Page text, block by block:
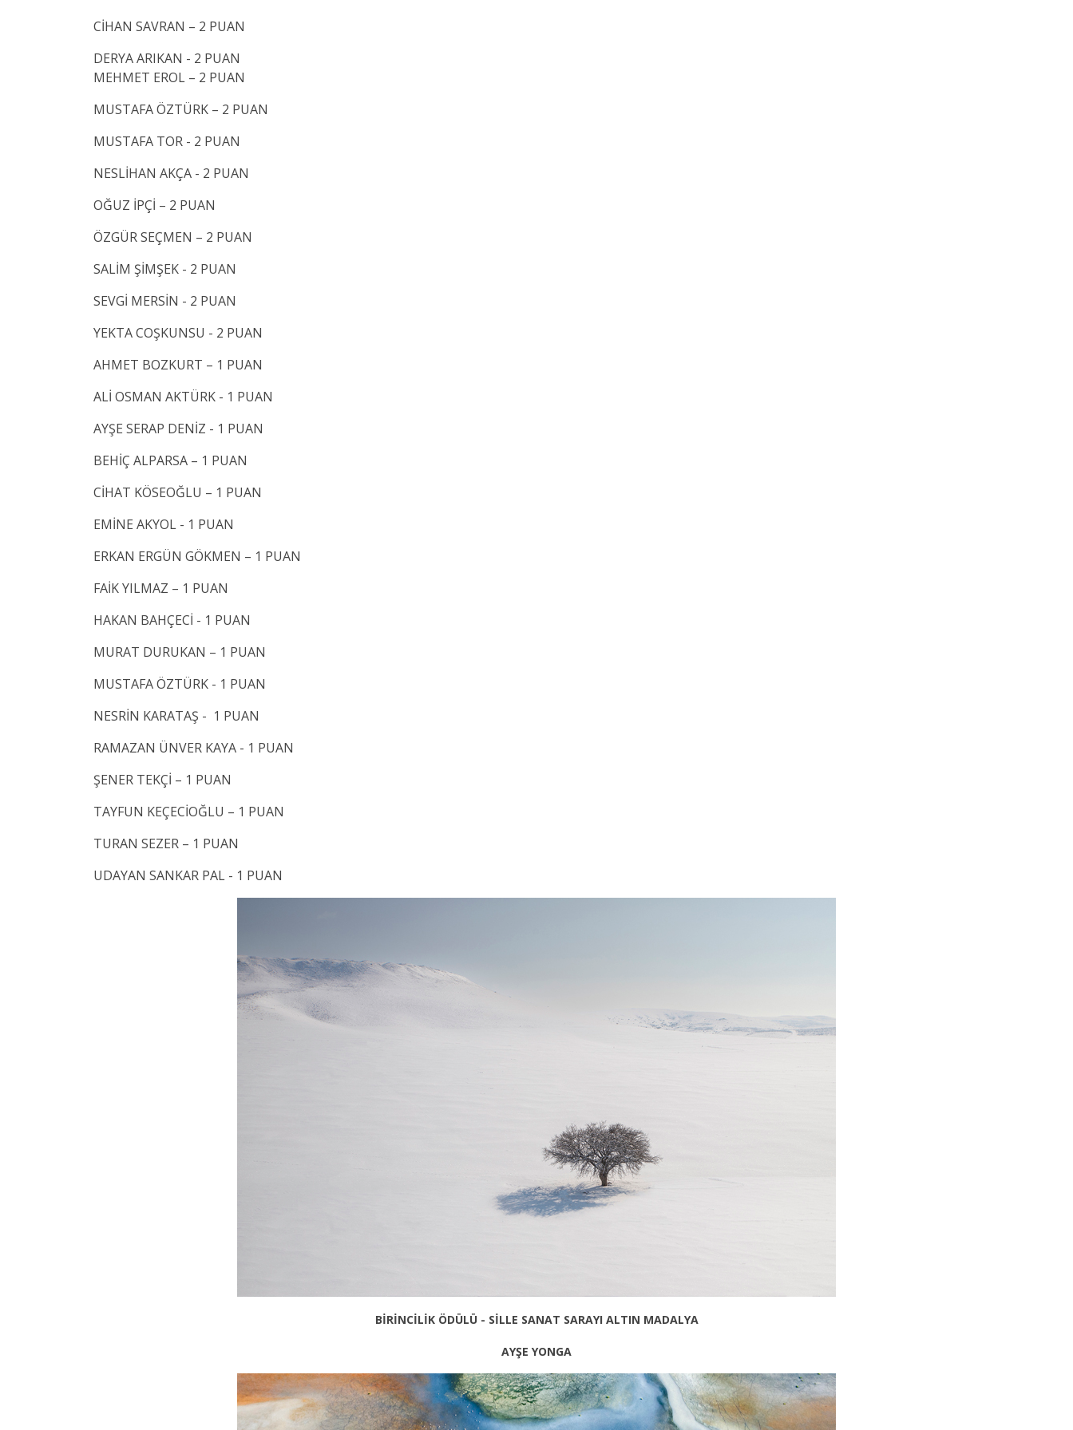
CİHAN SAVRAN – 2 PUAN
DERYA ARIKAN - 2 PUAN
MEHMET EROL – 2 PUAN
MUSTAFA ÖZTÜRK – 2 PUAN
MUSTAFA TOR - 2 PUAN
NESLİHAN AKÇA - 2 PUAN
OĞUZ İPÇİ – 2 PUAN
ÖZGÜR SEÇMEN – 2 PUAN
SALİM ŞİMŞEK - 2 PUAN
SEVGİ MERSİN - 2 PUAN
YEKTA COŞKUNSU - 2 PUAN
AHMET BOZKURT – 1 PUAN
ALİ OSMAN AKTÜRK - 1 PUAN
AYŞE SERAP DENİZ - 1 PUAN
BEHİÇ ALPARSA – 1 PUAN
CİHAT KÖSEOĞLU – 1 PUAN
EMİNE AKYOL - 1 PUAN
ERKAN ERGÜN GÖKMEN – 1 PUAN
FAİK YILMAZ – 1 PUAN
HAKAN BAHÇECİ - 1 PUAN
MURAT DURUKAN – 1 PUAN
MUSTAFA ÖZTÜRK - 1 PUAN
NESRİN KARATAŞ - 1 PUAN
RAMAZAN ÜNVER KAYA - 1 PUAN
ŞENER TEKÇİ – 1 PUAN
TAYFUN KEÇECİOĞLU – 1 PUAN
TURAN SEZER – 1 PUAN
​UDAYAN SANKAR PAL - 1 PUAN
BİRİNCİLİK ÖDÜLÜ - SİLLE SANAT SARAYI ALTIN MADALYA
AYŞE YONGA